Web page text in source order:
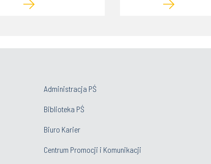
Administracja PŚ
Biblioteka PŚ
Biuro Karier
Centrum Promocji i Komunikacji